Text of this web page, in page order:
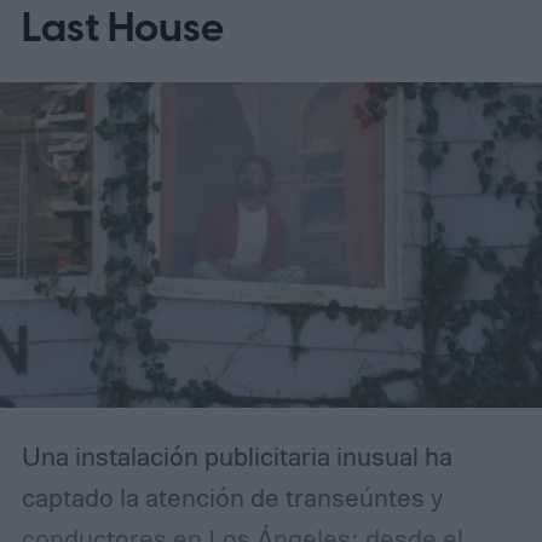
Last House
Una instalación publicitaria inusual ha
captado la atención de transeúntes y